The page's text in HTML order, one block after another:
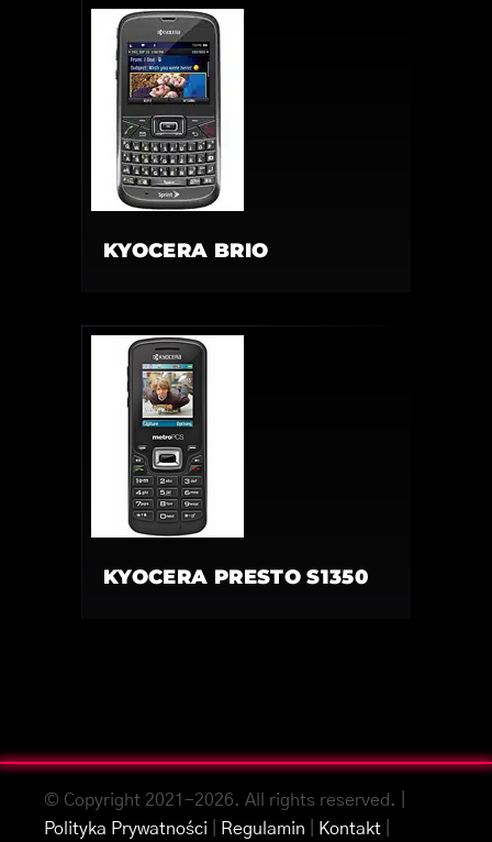
KYOCERA BRIO
KYOCERA PRESTO S1350
© Copyright 2021-2026. All rights reserved. |
Polityka Prywatności
Regulamin Kontakt